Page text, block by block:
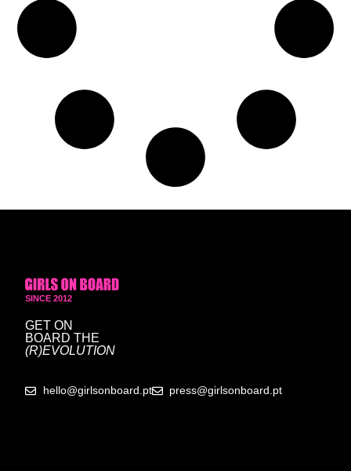
SINCE 2012
GET ON
BOARD THE
(R)EVOLUTION
hello@girlsonboard.pt press@girlsonboard.pt